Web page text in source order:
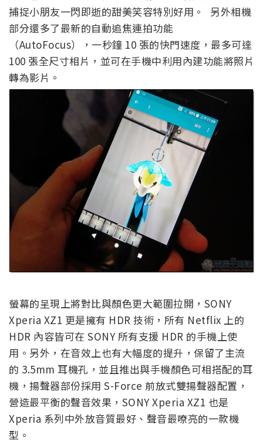
捕捉小朋友一閃即逝的甜美笑容特別好用。 另外相機
部分還多了最新的自動追焦連拍功能
（AutoFocus），一秒鐘 10 張的快門速度，最多可達
100 張全尺寸相片，並可在手機中利用內建功能將照片
轉為影片。
螢幕的呈現上將對比與顏色更大範圍拉開，SONY
Xperia XZ1 更是擁有 HDR 技術，所有 Netflix 上的
HDR 內容皆可在 SONY 所有支援 HDR 的手機上使
用。另外，在音效上也有大幅度的提升，保留了主流
的 3.5mm 耳機孔，並且推出與手機顏色可相搭配的耳
機，揚聲器部份採用 S-Force 前放式雙揚聲器配置，
營造最平衡的聲音效果，SONY Xperia XZ1 也是
Xperia 系列中外放音質最好、聲音最嘹亮的一款機
型。